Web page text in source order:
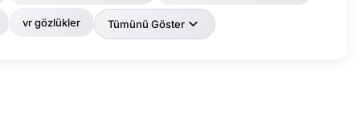
vr gözlükler Tümünü Göster